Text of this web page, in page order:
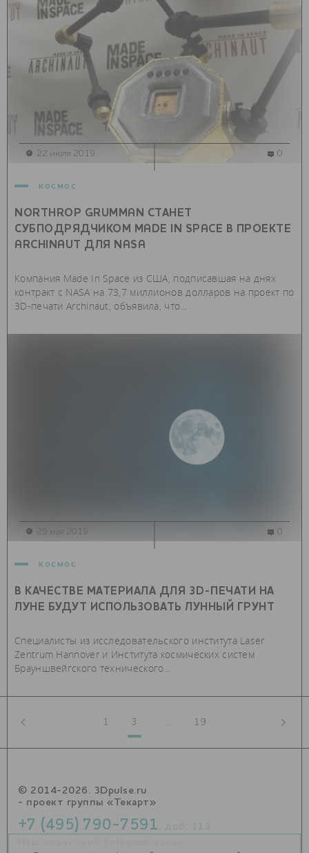
космос
NORTHROP GRUMMAN СТАНЕТ
СУБПОДРЯДЧИКОМ MADE IN SPACE В ПРОЕКТЕ
ARCHINAUT ДЛЯ NASA
Компания Made In Space из США, подписавшая на днях
контракт с NASA на 73,7 миллионов долларов на проект по
3D-печати Archinaut, объявила, что...
22 июля 2019 0
космос
В КАЧЕСТВЕ МАТЕРИАЛА ДЛЯ 3D-ПЕЧАТИ НА
ЛУНЕ БУДУТ ИСПОЛЬЗОВАТЬ ЛУННЫЙ ГРУНТ
Специалисты из исследовательского института Laser
Zentrum Hannover и Института космических систем
Брауншвейгского технического...
29 мая 2019 0
1 3 ... 19
© 2014-2026. 3Dpulse.ru
- проект группы «Текарт»
+7 (495) 790-7591